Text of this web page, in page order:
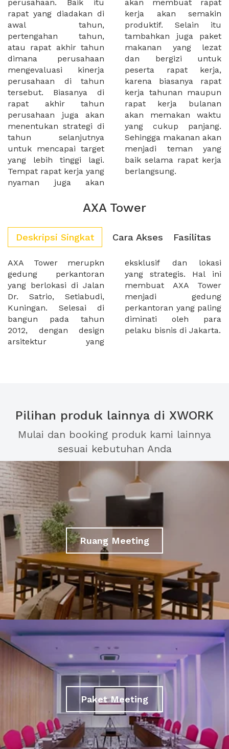
perusahaan. Baik itu
rapat yang diadakan di
awal tahun,
pertengahan tahun,
atau rapat akhir tahun
dimana perusahaan
mengevaluasi kinerja
perusahaan di tahun
tersebut. Biasanya di
rapat akhir tahun
perusahaan juga akan
menentukan strategi di
tahun selanjutnya
untuk mencapai target
yang lebih tinggi lagi.
Tempat rapat kerja yang
nyaman juga akan
akan membuat rapat
kerja akan semakin
produktif. Selain itu
tambahkan juga paket
makanan yang lezat
dan bergizi untuk
peserta rapat kerja,
karena biasanya rapat
kerja tahunan maupun
rapat kerja bulanan
akan memakan waktu
yang cukup panjang.
Sehingga makanan akan
menjadi teman yang
baik selama rapat kerja
berlangsung.
AXA Tower
Deskripsi Singkat Cara Akses Fasilitas
AXA Tower merupkn
gedung perkantoran
yang berlokasi di Jalan
Dr. Satrio, Setiabudi,
Kuningan. Selesai di
bangun pada tahun
2012, dengan design
arsitektur yang
eksklusif dan lokasi
yang strategis. Hal ini
membuat AXA Tower
menjadi gedung
perkantoran yang paling
diminati oleh para
pelaku bisnis di Jakarta.
Pilihan produk lainnya di XWORK
Mulai dan booking produk kami lainnya
sesuai kebutuhan Anda
Ruang Meeting
Paket Meeting